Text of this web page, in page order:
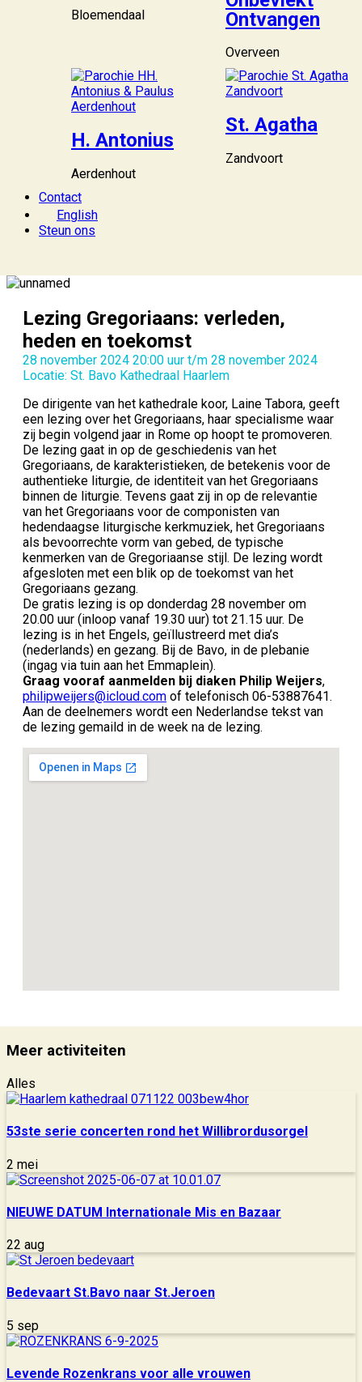
Bloemendaal
Ontvangen
Overveen
H. Antonius
Aerdenhout
St. Agatha
Zandvoort
Contact
English
Steun ons
Lezing Gregoriaans: verleden,
heden en toekomst
28 november 2024 20:00 uur t/m 28 november 2024
Locatie: St. Bavo Kathedraal Haarlem
De dirigente van het kathedrale koor, Laine Tabora, geeft
een lezing over het Gregoriaans, haar specialisme waar
zij begin volgend jaar in Rome op hoopt te promoveren.
De lezing gaat in op de geschiedenis van het
Gregoriaans, de karakteristieken, de betekenis voor de
authentieke liturgie, de identiteit van het Gregoriaans
binnen de liturgie. Tevens gaat zij in op de relevantie
van het Gregoriaans voor de componisten van
hedendaagse liturgische kerkmuziek, het Gregoriaans
als bevoorrechte vorm van gebed, de typische
kenmerken van de Gregoriaanse stijl. De lezing wordt
afgesloten met een blik op de toekomst van het
Gregoriaans gezang.
De gratis lezing is op donderdag 28 november om
20.00 uur (inloop vanaf 19.30 uur) tot 21.15 uur. De
lezing is in het Engels, geïllustreerd met dia’s
(nederlands) en gezang. Bij de Bavo, in de plebanie
(ingag via tuin aan het Emmaplein).
Graag vooraf aanmelden bij diaken Philip Weijers,
philipweijers@icloud.com of telefonisch 06-53887641.
Aan de deelnemers wordt een Nederlandse tekst van
de lezing gemaild in de week na de lezing.
Meer activiteiten
Alles
53ste serie concerten rond het Willibrordusorgel
2 mei
NIEUWE DATUM Internationale Mis en Bazaar
22 aug
Bedevaart St.Bavo naar St.Jeroen
5 sep
Levende Rozenkrans voor alle vrouwen